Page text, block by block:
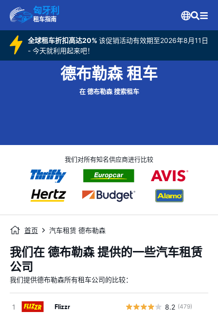
匈牙利
租车指南
全球租车折扣高达20% 该促销活动有效期至2026年8月11日
- 今天就利用起来吧！
德布勒森 租车
在 德布勒森 搜索租车
我们对所有知名供应商进行比较
首页 汽车租赁 德布勒森
我们在 德布勒森 提供的一些汽车租赁
公司
我们提供德布勒森所有租车公司的比较：
Flizzr 8.2 (479)